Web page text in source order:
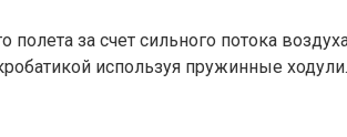
за счет сильного потока
используя пружинные ходули.